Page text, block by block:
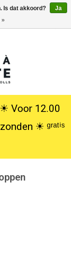
Voor 12.00
☀︎ ᵍʳᵃᵗⁱˢ
Is dat akkoord?
Ja
»